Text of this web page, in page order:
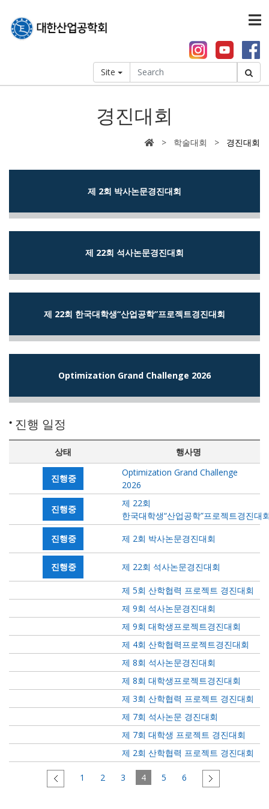
Site
경진대회
> 학술대회 > 경진대회
제 2회 박사논문경진대회
제 22회 석사논문경진대회
제 22회 한국대학생“산업공학”프로젝트경진대회
Optimization Grand Challenge 2026
진행 일정
상태 행사명
진행중
Optimization Grand Challenge
2026
진행중
제 22회
한국대학생“산업공학”프로젝트경진대
진행중
제 2회 박사논문경진대회
진행중 제 22회 석사논문경진대회
제 5회 산학협력 프로젝트 경진대회
제 9회 석사논문경진대회
제 9회 대학생프로젝트경진대회
제 4회 산학협력프로젝트경진대회
제 8회 석사논문경진대회
제 8회 대학생프로젝트경진대회
제 3회 산학협력 프로젝트 경진대회
제 7회 석사논문 경진대회
제 7회 대학생 프로젝트 경진대회
제 2회 산학협력 프로젝트 경진대회
1 2 3 4 5 6